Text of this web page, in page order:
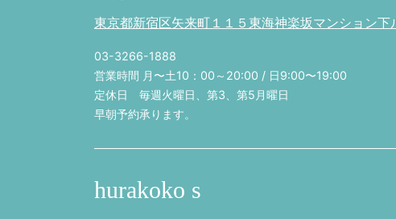
東京都新宿区矢来町１１５東海神楽坂マンション
03-3266-1888
営業時間 月〜土10：00～20:00 / 日9:00〜19:00
定休日 毎週火曜日、第3、第5月曜日
早朝予約承ります。
hurakoko s